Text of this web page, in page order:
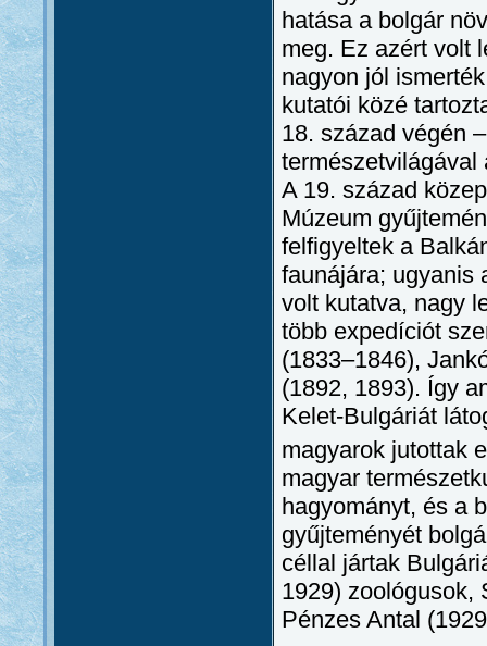
hatása a bolgár
meg. Ez azért volt
nagyon jól
kutatói közé
18. század végén
természetvilágával
A 19. század
Múzeum
felfigyeltek a
faunájára; ugyanis
volt kutatva, nagy
több expedíciót
(1833–1846),
(1892, 1893). Így
Kelet-Bulgáriát
magyarok jutottak
magyar
hagyományt, és a
gyűjteményét
céllal jártak
1929) zoológusok,
Pénzes Antal